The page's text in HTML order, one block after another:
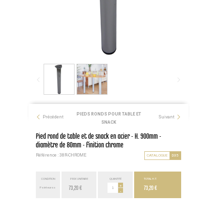
Précédent
PIEDS RONDS POUR TABLE ET
SNACK
Suivant
Pied rond de table et de snack en acier - H. 900mm -
diamètre de 80mm - finition chrome
Référence : 38R-CHROME CATALOGUE D35
CONDITION
Point euros
PRIX UNITAIRE
73,20 €
QUANTITÉ
+
-
TOTAL H.T.
73,20 €